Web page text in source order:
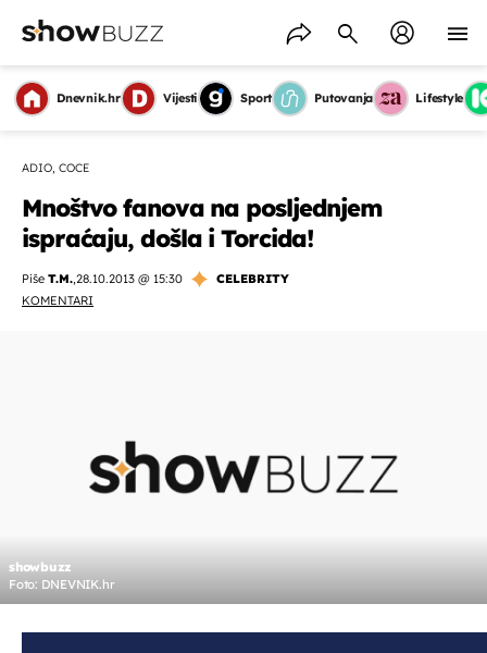
Dnevnik.hr Vijesti Sport Putovanja Lifestyle
ADIO, COCE
Mnoštvo fanova na posljednjem
ispraćaju, došla i Torcida!
Piše T.M.,28.10.2013 @ 15:30
CELEBRITY
KOMENTARI
showbuzz
Foto: DNEVNIK.hr